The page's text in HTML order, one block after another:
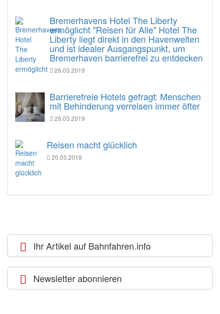
Bremerhavens Hotel The Liberty
ermöglicht "Reisen für Alle" Hotel The
Liberty liegt direkt in den Havenwelten
und ist idealer Ausgangspunkt, um
Bremerhaven barrierefrei zu entdecken
26.03.2019
Barrierefreie Hotels gefragt: Menschen
mit Behinderung verreisen immer öfter
26.03.2019
Reisen macht glücklich
20.03.2019
Ihr Artikel auf Bahnfahren.info
Newsletter abonnieren